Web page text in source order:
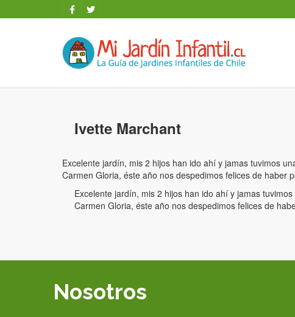
Ivette Marchant
Excelente jardín, mis 2 hijos han ido ahí y jamas tuvimos
Carmen Gloria, éste año nos despedimos felices de haber
Excelente jardín, mis 2 hijos han ido ahí y jamas
Carmen Gloria, éste año nos despedimos felices de
Nosotros